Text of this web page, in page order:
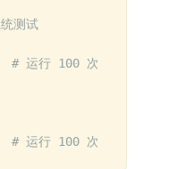
测试
# 运行 100 次，无失败
# 运行 100 次，失败 50-70